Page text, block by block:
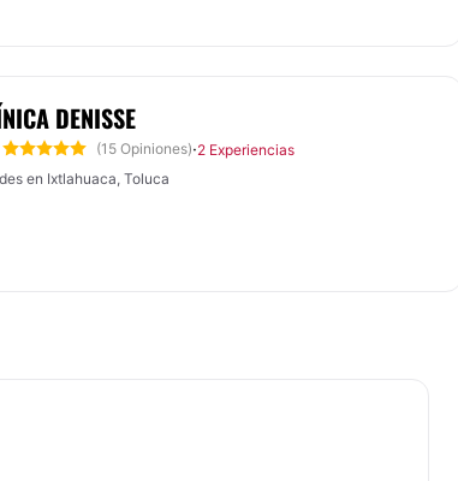
DENISSE
(15 Opiniones)·2 Experiencias
en Ixtlahuaca, Toluca